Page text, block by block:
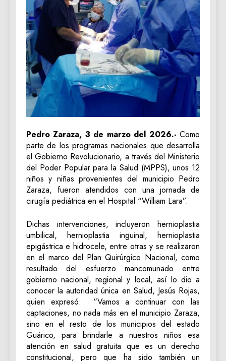
Pedro Zaraza, 3 de marzo del 2026.- Como
parte de los programas nacionales que desarrolla
el Gobierno Revolucionario, a través del Ministerio
del Poder Popular para la Salud (MPPS), unos 12
niños y niñas provenientes del municipio Pedro
Zaraza, fueron atendidos con una jornada de
cirugía pediátrica en el Hospital “William Lara”.
Dichas intervenciones, incluyeron hernioplastia
umbilical, hernioplastia inguinal, hernioplastia
epigástrica e hidrocele, entre otras y se realizaron
en el marco del Plan Quirúrgico Nacional, como
resultado del esfuerzo mancomunado entre
gobierno nacional, regional y local, así lo dio a
conocer la autoridad única en Salud, Jesús Rojas,
quien expresó: “Vamos a continuar con las
captaciones, no nada más en el municipio Zaraza,
sino en el resto de los municipios del estado
Guárico, para brindarle a nuestros niños esa
atención en salud gratuita que es un derecho
constitucional, pero que ha sido también un